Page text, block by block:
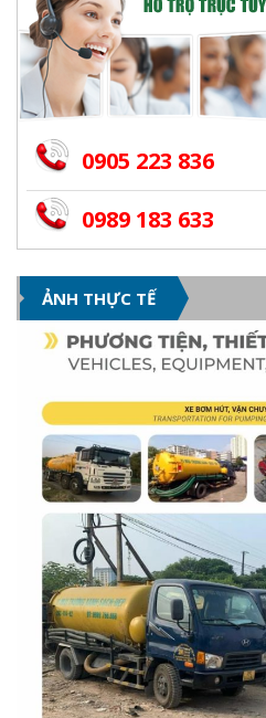
0905 223 836
0989 183 633
ẢNH THỰC TẾ